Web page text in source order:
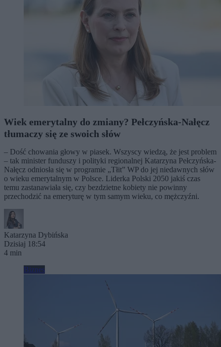
Wiek emerytalny do zmiany? Pełczyńska-Nałęcz
tłumaczy się ze swoich słów
– Dość chowania głowy w piasek. Wszyscy wiedzą, że jest problem
– tak minister funduszy i polityki regionalnej Katarzyna Pełczyńska-
Nałęcz odniosła się w programie „Tłit” WP do jej niedawnych słów
o wieku emerytalnym w Polsce. Liderka Polski 2050 jakiś czas
temu zastanawiała się, czy bezdzietne kobiety nie powinny
przechodzić na emeryturę w tym samym wieku, co mężczyźni.
Katarzyna Dybińska
Dzisiaj 18:54
4 min
Biznes